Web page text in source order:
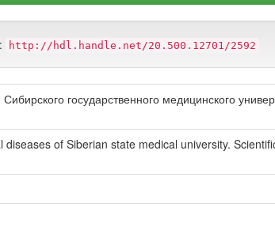
http://hdl.handle.net/20.500.12701/2592
государственного медицинского
of Siberian state medical university.